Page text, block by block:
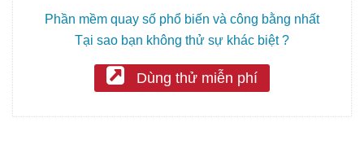
Phần mềm quay số phổ biến và công bằng nhất
Tại sao bạn không thử sự khác biệt ?
Dùng thử miễn phí